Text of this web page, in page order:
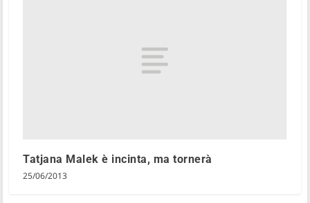
Tatjana Malek è incinta, ma tornerà
25/06/2013